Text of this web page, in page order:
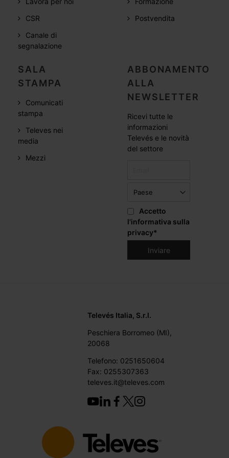
CSR
Canale di
segnalazione
Postvendita
SALA
STAMPA
Comunicati
stampa
Televes nei
media
Mezzi
ABBONAMENTO
ALLA
NEWSLETTER
Ricevi tutte le
informazioni
Televés e le novità
del settore
Accetto
l'informativa sulla
privacy*
Televés Italia, S.r.l.
Peschiera Borromeo (MI),
20068
Telefono: 0251650604
Fax: 0255307363
televes.it@televes.com